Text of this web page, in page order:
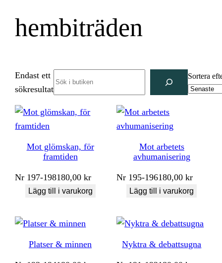
hembiträden
Endast ett
sökresultat
Sortera
Mot glömskan, för
framtiden
Nr 197-198180,00kr
Lägg till i varukorg
Mot arbetets
avhumanisering
Nr 195-196180,00kr
Lägg till i varukorg
Platser & minnen Nyktra & debattsugna